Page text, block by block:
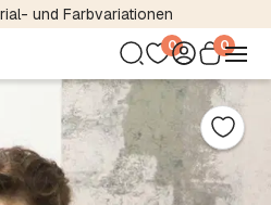
und Farbvariationen
0 0